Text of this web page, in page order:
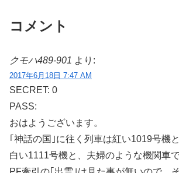
コメント
クモハ489-901 より:
2017年6月18日 7:47 AM
SECRET: 0
PASS:
おはようございます。
｢神話の国｣に往く列車は紅い1019号機と
白い1111号機と、夫婦のような機関車